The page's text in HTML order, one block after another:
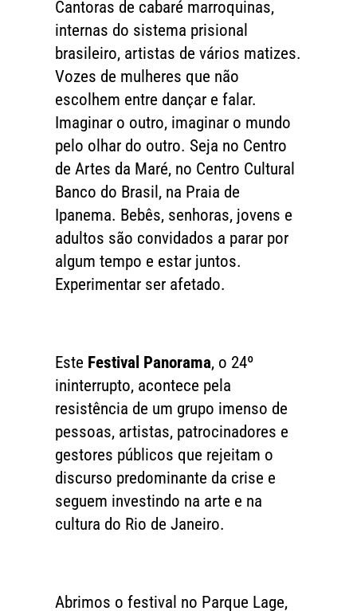
Cantoras de cabaré marroquinas,
internas do sistema prisional
brasileiro, artistas de vários matizes.
Vozes de mulheres que não
escolhem entre dançar e falar.
Imaginar o outro, imaginar o mundo
pelo olhar do outro. Seja no Centro
de Artes da Maré, no Centro Cultural
Banco do Brasil, na Praia de
Ipanema. Bebês, senhoras, jovens e
adultos são convidados a parar por
algum tempo e estar juntos.
Experimentar ser afetado.
Este Festival Panorama, o 24º
ininterrupto, acontece pela
resistência de um grupo imenso de
pessoas, artistas, patrocinadores e
gestores públicos que rejeitam o
discurso predominante da crise e
seguem investindo na arte e na
cultura do Rio de Janeiro.
Abrimos o festival no Parque Lage,